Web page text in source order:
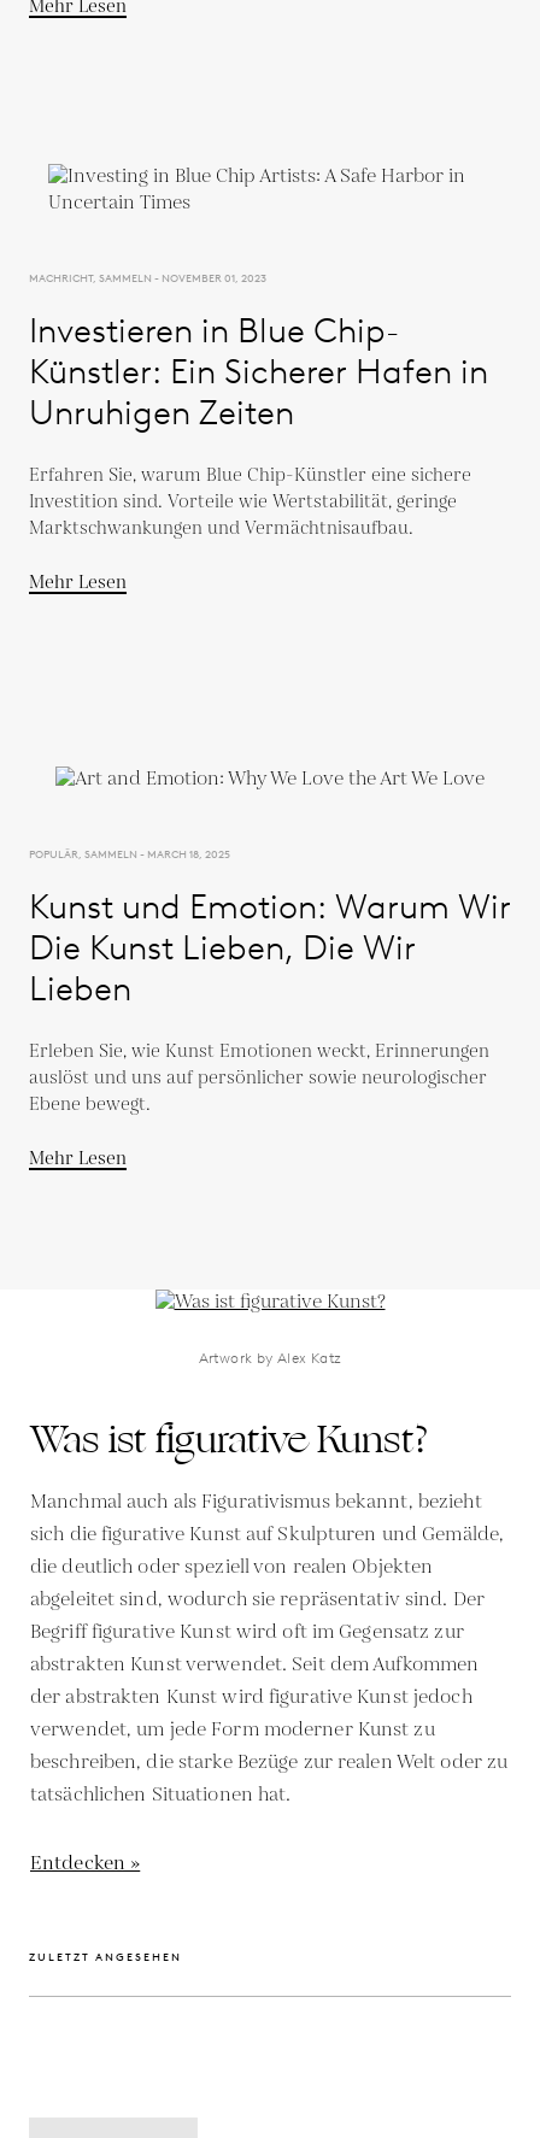
Mehr Lesen
MACHRICHT, SAMMELN - NOVEMBER 01, 2023
Investieren in Blue Chip-
Künstler: Ein Sicherer Hafen in
Unruhigen Zeiten
Erfahren Sie, warum Blue Chip-Künstler eine sichere
Investition sind. Vorteile wie Wertstabilität, geringe
Marktschwankungen und Vermächtnisaufbau.
Mehr Lesen
POPULÄR, SAMMELN - MARCH 18, 2025
Kunst und Emotion: Warum Wir
Die Kunst Lieben, Die Wir
Lieben
Erleben Sie, wie Kunst Emotionen weckt, Erinnerungen
auslöst und uns auf persönlicher sowie neurologischer
Ebene bewegt.
Mehr Lesen
Artwork by Alex Katz
Was ist figurative Kunst?
Manchmal auch als Figurativismus bekannt, bezieht
sich die figurative Kunst auf Skulpturen und Gemälde,
die deutlich oder speziell von realen Objekten
abgeleitet sind, wodurch sie repräsentativ sind. Der
Begriff figurative Kunst wird oft im Gegensatz zur
abstrakten Kunst verwendet. Seit dem Aufkommen
der abstrakten Kunst wird figurative Kunst jedoch
verwendet, um jede Form moderner Kunst zu
beschreiben, die starke Bezüge zur realen Welt oder zu
tatsächlichen Situationen hat.
Entdecken »
ZULETZT ANGESEHEN